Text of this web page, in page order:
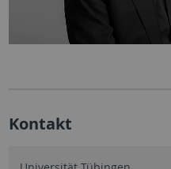
Kontakt